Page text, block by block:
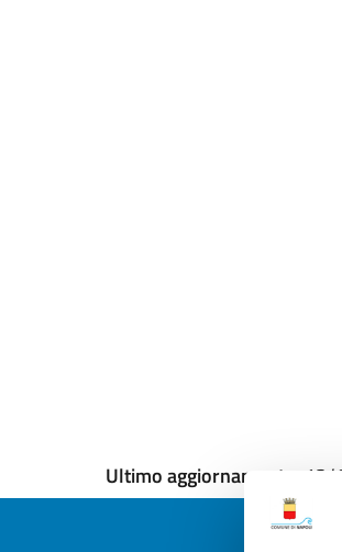
Ultimo aggiornamento: 13/